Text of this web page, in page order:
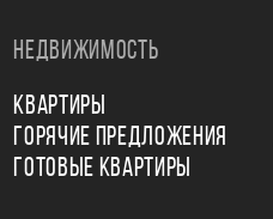
НЕДВИЖИМОСТЬ
КВАРТИРЫ
ГОРЯЧИЕ ПРЕДЛОЖЕНИЯ
ГОТОВЫЕ КВАРТИРЫ